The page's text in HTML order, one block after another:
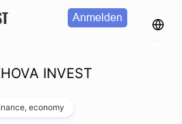
Anmelden
INVEST
economy